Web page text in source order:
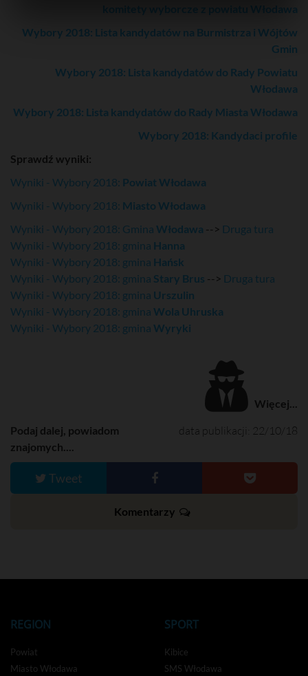
komitety wyborcze z powiatu Włodawa
Wybory 2018: Lista kandydatów na Burmistrza i Wójtów
Gmin
Wybory 2018: Lista kandydatów do Rady Powiatu
Włodawa
Wybory 2018: Lista kandydatów do Rady Miasta Włodawa
Wybory 2018: Kandydaci profile
Sprawdź wyniki:
Wyniki - Wybory 2018: Powiat Włodawa
Wyniki - Wybory 2018: Miasto Włodawa
Wyniki - Wybory 2018: Gmina Włodawa --> Druga tura
Wyniki - Wybory 2018: gmina Hanna
Wyniki - Wybory 2018: gmina Hańsk
Wyniki - Wybory 2018: gmina Stary Brus --> Druga tura
Wyniki - Wybory 2018: gmina Urszulin
Wyniki - Wybory 2018: gmina Wola Uhruska
Wyniki - Wybory 2018: gmina Wyryki
Więcej...
data publikacji: 22/10/18
Podaj dalej, powiadom
znajomych....
Tweet
Komentarzy
REGION
Powiat
Miasto Włodawa
SPORT
Kibice
SMS Włodawa